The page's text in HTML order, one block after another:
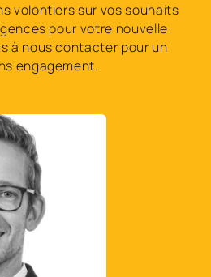
volontiers sur vos souhaits
pour votre nouvelle
à nous contacter pour un
engagement.